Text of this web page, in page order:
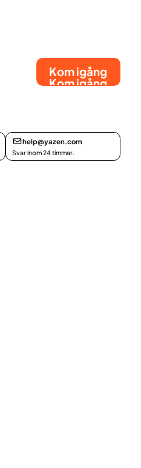
Kom igång
Kom igång
help@yazen.com
Svar inom 24 timmar.